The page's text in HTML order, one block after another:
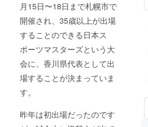
月15日〜18日まで札幌市で
開催され、35歳以上が出場
することのできる日本ス
ポーツマスターズという大
会に、香川県代表として出
場することが決まっていま
す。
昨年は初出場だったのです